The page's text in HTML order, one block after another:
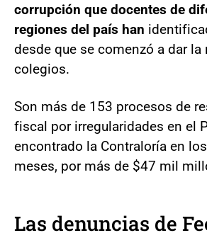
corrupción que docentes de
regiones del país han
desde que se comenzó a dar la
colegios.
Son más de 153 procesos de
fiscal por irregularidades en el
encontrado la Contraloría en
meses, por más de $47 mil
Las denuncias de